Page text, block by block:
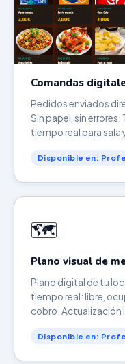
Comandas
Pedidos enviados
Sin papel, sin
tiempo real para sala
Disponible en:
🗺️
Plano visual de
Plano digital de tu
tiempo real: libre,
cobro. Actualización
Disponible en: